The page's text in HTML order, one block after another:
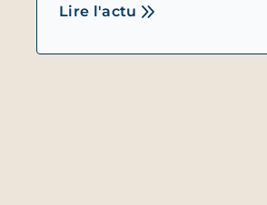
Lire l'actu